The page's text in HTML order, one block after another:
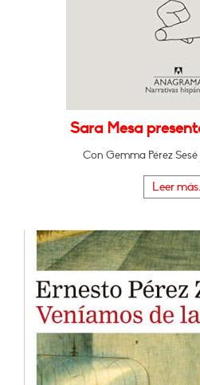
Sara Mesa
Con Gemma Pérez
Leer